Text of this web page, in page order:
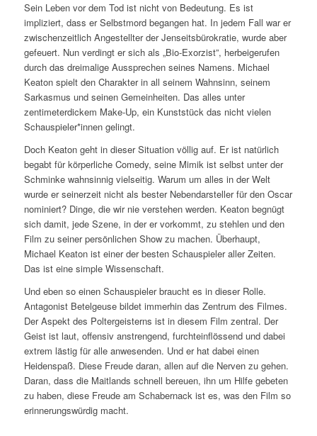
Sein Leben vor dem Tod ist nicht von Bedeutung. Es ist
impliziert, dass er Selbstmord begangen hat. In jedem Fall war er
zwischenzeitlich Angestellter der Jenseitsbürokratie, wurde aber
gefeuert. Nun verdingt er sich als „Bio-Exorzist”, herbeigerufen
durch das dreimalige Aussprechen seines Namens. Michael
Keaton spielt den Charakter in all seinem Wahnsinn, seinem
Sarkasmus und seinen Gemeinheiten. Das alles unter
zentimeterdickem Make-Up, ein Kunststück das nicht vielen
Schauspieler*innen gelingt.
Doch Keaton geht in dieser Situation völlig auf. Er ist natürlich
begabt für körperliche Comedy, seine Mimik ist selbst unter der
Schminke wahnsinnig vielseitig. Warum um alles in der Welt
wurde er seinerzeit nicht als bester Nebendarsteller für den Oscar
nominiert? Dinge, die wir nie verstehen werden. Keaton begnügt
sich damit, jede Szene, in der er vorkommt, zu stehlen und den
Film zu seiner persönlichen Show zu machen. Überhaupt,
Michael Keaton ist einer der besten Schauspieler aller Zeiten.
Das ist eine simple Wissenschaft.
Und eben so einen Schauspieler braucht es in dieser Rolle.
Antagonist Betelgeuse bildet immerhin das Zentrum des Filmes.
Der Aspekt des Poltergeisterns ist in diesem Film zentral. Der
Geist ist laut, offensiv anstrengend, furchteinflössend und dabei
extrem lästig für alle anwesenden. Und er hat dabei einen
Heidenspaß. Diese Freude daran, allen auf die Nerven zu gehen.
Daran, dass die Maitlands schnell bereuen, ihn um Hilfe gebeten
zu haben, diese Freude am Schabernack ist es, was den Film so
erinnerungswürdig macht.